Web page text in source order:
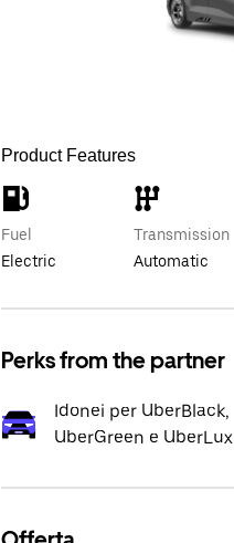
Product Features
Fuel
Electric
Transmission
Automatic
Perks from the partner
Idonei per UberBlack,
UberGreen e UberLux